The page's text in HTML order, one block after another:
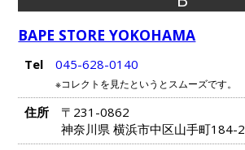
BAPE STORE YOKOHAMA
Tel 045-628-0140
※コレクトを見たというとスムーズです。
住所
〒231-0862
神奈川県 横浜市中区山手町184-2